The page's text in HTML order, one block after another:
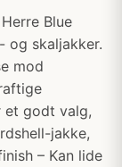
Blue
og skaljakker.
mod
et godt valg,
jakke,
– Kan lide